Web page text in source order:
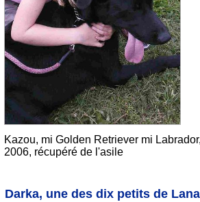
Kazou, mi Golden Retriever mi
2006, récupéré de l'asile
Darka, une des dix petits de